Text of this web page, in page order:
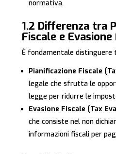
normativa.
1.2 Differenza tra
Fiscale e Evasione
È fondamentale distinguere
Pianificazione Fiscale
legale che sfrutta le
legge per ridurre le
Evasione Fiscale (Tax
che consiste nel non
informazioni fiscali per